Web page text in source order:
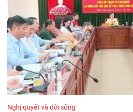
Nghị quyết và đời sống